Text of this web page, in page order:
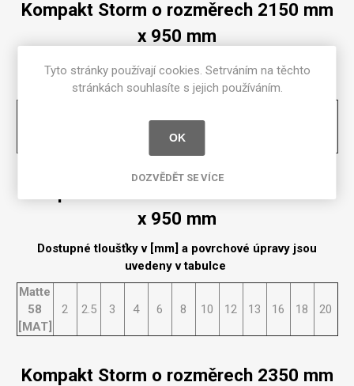
Kompakt Storm o rozměrech 2150 mm
x 950 mm
Dostupné tloušťky v [mm] a povrchové úpravy jsou
uvedeny v tabulce
10
x 950 mm
Dostupné tloušťky v [mm] a povrchové úpravy jsou
uvedeny v tabulce
Matte
58
[MAT]
2 2.5 3 4 6 8 10 12 13 16 18 20
Kompakt Storm o rozměrech 2350 mm
Tyto stránky používají cookies. Setrváním na těchto
stránkách souhlasíte s jejich používáním.
OK
DOZVĚDĚT SE VÍCE